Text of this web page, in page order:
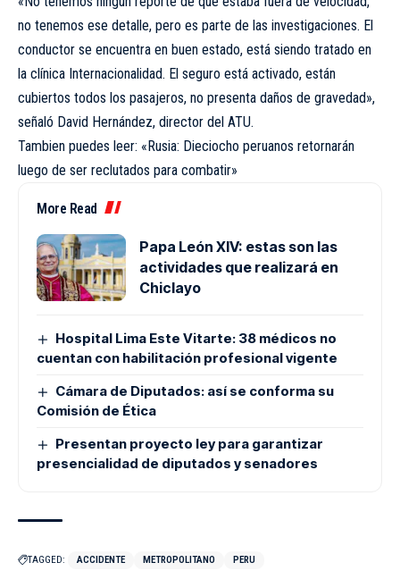
no tenemos ese detalle, pero es parte de las investigaciones. El
conductor se encuentra en buen estado, está siendo tratado en
la clínica Internacionalidad. El seguro está activado, están
cubiertos todos los pasajeros, no presenta daños de gravedad»,
señaló David Hernández, director del ATU.
Tambien puedes leer: «Rusia: Dieciocho peruanos retornarán
luego de ser reclutados para combatir»
More Read
Papa León XIV: estas son las
actividades que realizará en
Chiclayo
Hospital Lima Este Vitarte: 38 médicos no
cuentan con habilitación profesional vigente
Cámara de Diputados: así se conforma su
Comisión de Ética
Presentan proyecto ley para garantizar
presencialidad de diputados y senadores
TAGGED: ACCIDENTE METROPOLITANO PERU